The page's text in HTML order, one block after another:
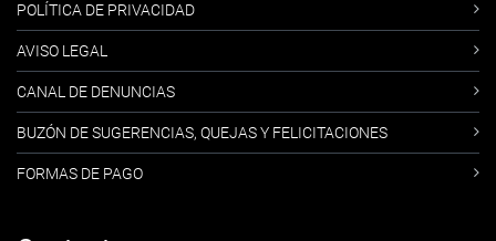
POLÍTICA DE PRIVACIDAD
AVISO LEGAL
CANAL DE DENUNCIAS
BUZÓN DE SUGERENCIAS, QUEJAS Y FELICITACIONES
FORMAS DE PAGO